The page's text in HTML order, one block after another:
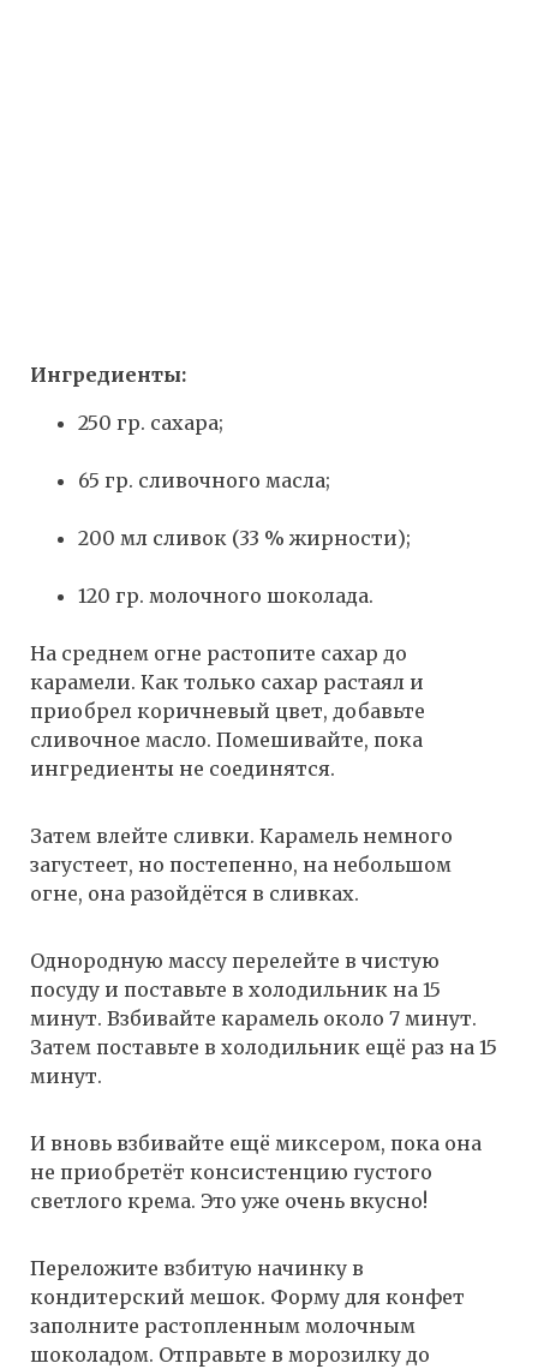
Ингредиенты:
250 гр. сахара;
65 гр. сливочного масла;
200 мл сливок (33 % жирности);
120 гр. молочного шоколада.
На среднем огне растопите сахар до
карамели. Как только сахар растаял и
приобрел коричневый цвет, добавьте
сливочное масло. Помешивайте, пока
ингредиенты не соединятся.
Затем влейте сливки. Карамель немного
загустеет, но постепенно, на небольшом
огне, она разойдётся в сливках.
Однородную массу перелейте в чистую
посуду и поставьте в холодильник на 15
минут. Взбивайте карамель около 7 минут.
Затем поставьте в холодильник ещё раз на 15
минут.
И вновь взбивайте ещё миксером, пока она
не приобретёт консистенцию густого
светлого крема. Это уже очень вкусно!
Переложите взбитую начинку в
кондитерский мешок. Форму для конфет
заполните растопленным молочным
шоколадом. Отправьте в морозилку до